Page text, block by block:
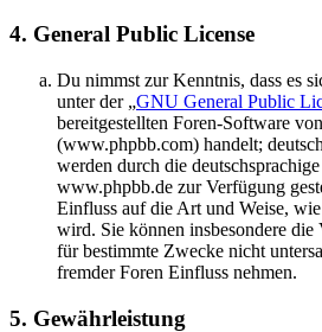
4. General Public License
Du nimmst zur Kenntnis, dass es
unter der „GNU General Public
bereitgestellten Foren-Software
(www.phpbb.com) handelt;
werden durch die
www.phpbb.de zur Verfügung
Einfluss auf die Art und Weise,
wird. Sie können insbesondere
für bestimmte Zwecke nicht
fremder Foren Einfluss nehmen.
5. Gewährleistung